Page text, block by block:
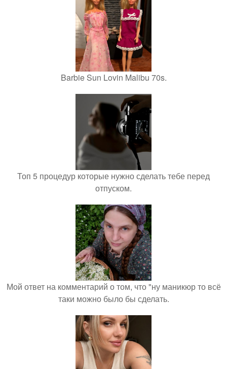
Barbie Sun Lovin Malibu 70s.
Топ 5 процедур которые нужно сделать тебе перед
отпуском.
Мой ответ на комментарий о том, что "ну маникюр то всё
таки можно было бы сделать.